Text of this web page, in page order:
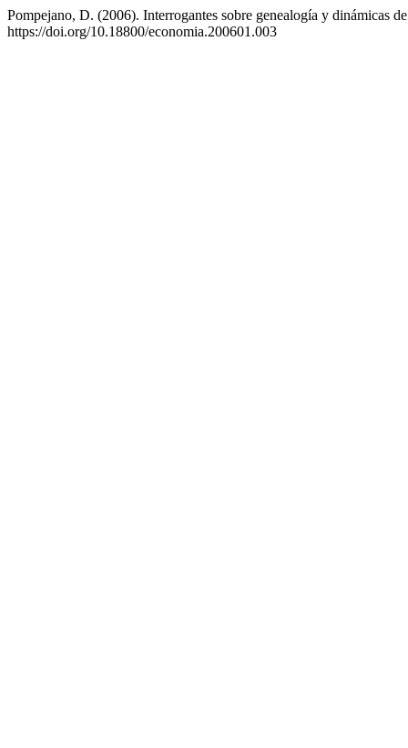
Pompejano, D. (2006). Interrogantes sobre genealogía y dinámicas
https://doi.org/10.18800/economia.200601.003